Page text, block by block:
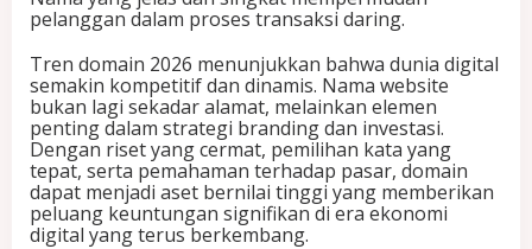
pelanggan dalam proses transaksi daring.
Tren domain 2026 menunjukkan bahwa dunia digital
semakin kompetitif dan dinamis. Nama website
bukan lagi sekadar alamat, melainkan elemen
penting dalam strategi branding dan investasi.
Dengan riset yang cermat, pemilihan kata yang
tepat, serta pemahaman terhadap pasar, domain
dapat menjadi aset bernilai tinggi yang memberikan
peluang keuntungan signifikan di era ekonomi
digital yang terus berkembang.